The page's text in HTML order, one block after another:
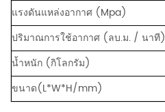
แรงดันแหล่งอากาศ (Mpa)
ปริมาณการใช้อากาศ (ลบ.ม. / นาที)
น้ำหนัก (กิโลกรัม)
ขนาด(L*W*H/mm)